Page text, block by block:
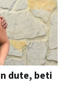
dute, beti